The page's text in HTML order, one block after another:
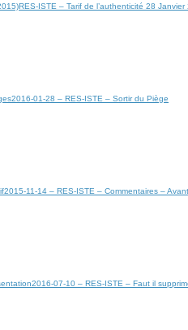
RES-ISTE – Tarif de l’authenticité 28 Janvier
2016-01-28 – RES-ISTE – Sortir du Piège
2015-11-14 – RES-ISTE – Commentaires –
2016-07-10 – RES-ISTE – Faut il